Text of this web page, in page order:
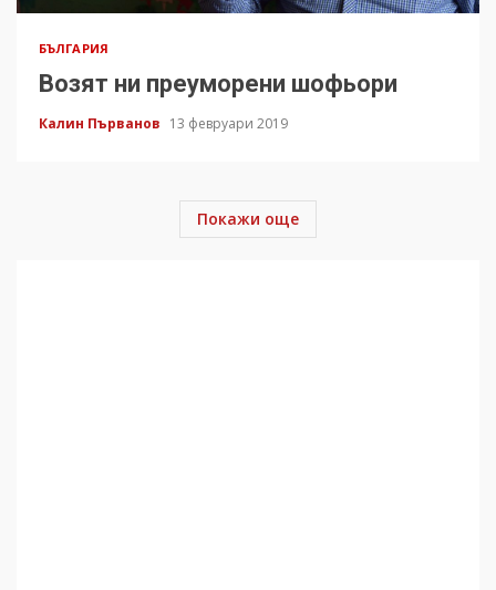
БЪЛГАРИЯ
Возят ни преуморени шофьори
Калин Първанов 13 февруари 2019
Покажи още